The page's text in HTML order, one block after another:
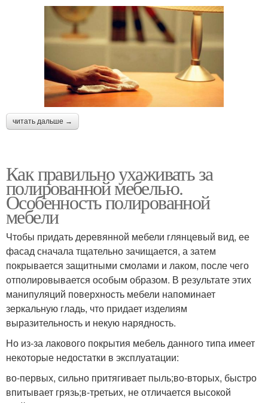
читать дальше →
Как правильно ухаживать за
полированной мебелью.
Особенность полированной
мебели
Чтобы придать деревянной мебели глянцевый вид, ее
фасад сначала тщательно зачищается, а затем
покрывается защитными смолами и лаком, после чего
отполировывается особым образом. В результате этих
манипуляций поверхность мебели напоминает
зеркальную гладь, что придает изделиям
выразительность и некую нарядность.
Но из-за лакового покрытия мебель данного типа имеет
некоторые недостатки в эксплуатации:
во-первых, сильно притягивает пыль;во-вторых, быстро
впитывает грязь;в-третьих, не отличается высокой